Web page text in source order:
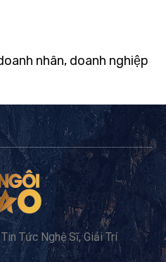
nhân, doanh nghiệp
Tức Nghệ Sĩ, Giải Trí